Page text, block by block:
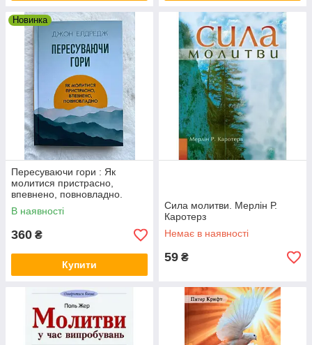
Новинка
Пересуваючи гори : Як
молитися пристрасно,
впевнено, повновладно.
Джон Елдредж
В наявності
360 ₴
Купити
Сила молитви. Мерлін Р.
Каротерз
Немає в наявності
59 ₴